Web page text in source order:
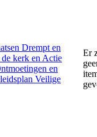
Drempt en
de kerk en Actie
en
Veilige
Er